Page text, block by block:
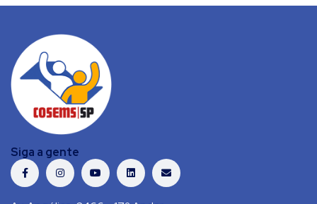
Siga a gente